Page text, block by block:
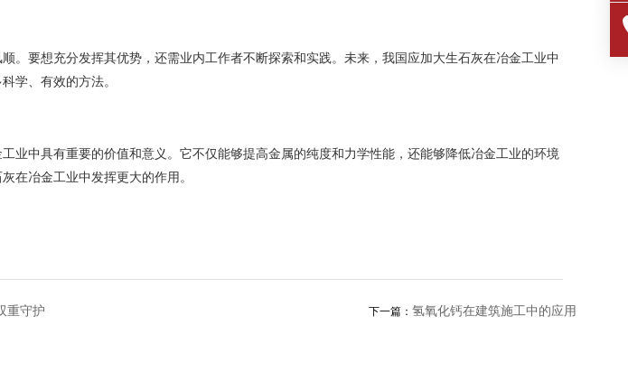
。要想充分发挥其优势，还需业内工作者不断探索和实践。未来，我国应加大生石灰在冶金工业中
学、有效的方法。
业中具有重要的价值和意义。它不仅能够提高金属的纯度和力学性能，还能够降低冶金工业的环境
在冶金工业中发挥更大的作用。
重守护 下一篇： 氢氧化钙在建筑施工中的应用